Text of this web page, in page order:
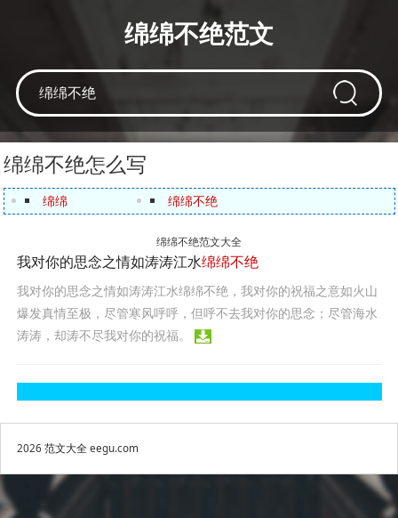
绵绵不绝范文
绵绵不绝怎么写
绵绵 绵绵不绝
绵绵不绝范文大全
我对你的思念之情如涛涛江水绵绵不绝
我对你的思念之情如涛涛江水绵绵不绝，我对你的祝福之意如火山
爆发真情至极，尽管寒风呼呼，但呼不去我对你的思念；尽管海水
涛涛，却涛不尽我对你的祝福。
2026 范文大全eegu.com